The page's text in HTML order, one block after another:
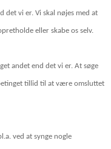
det vi er. Vi skal nøjes med at
eller skabe os selv.
andet end det vi er. At søge
tillid til at være omsluttet
ved at synge nogle